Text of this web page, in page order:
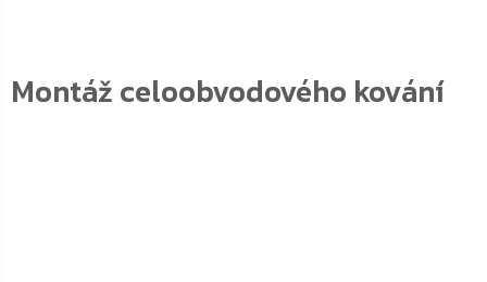
Montáž celoobvodového kování